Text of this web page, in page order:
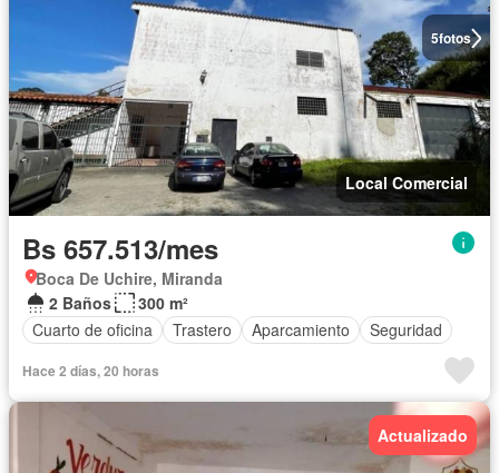
5fotos
Local Comercial
Bs 657.513/mes
Boca De Uchire, Miranda
2 Baños
300 m²
Cuarto de oficina
Trastero Aparcamiento Seguridad
Hace 2 días, 20 horas
Actualizado